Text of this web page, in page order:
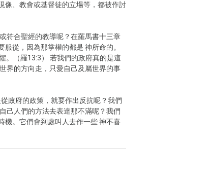
像、教會或基督徒的立場等，都被作討
符合聖經的教導呢？在羅馬書十三章
從，因為那掌權的都是 神所命的。
。（羅13:3） 若我們的政府真的是這
界的方向走，只愛自己及屬世界的事
政府的政策，就要作出反抗呢？我們
己人們的方法去表達那不滿呢？我們
機。它們會到處叫人去作一些 神不喜